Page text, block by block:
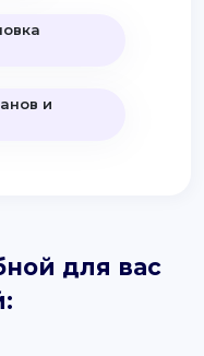
и
для вас